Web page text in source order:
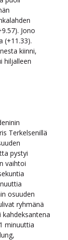
Jono
(+11.33).
kiinni,
hiljalleen
Terkelsenillä
pystyi
vaihtoi
osuuden
ryhmänä
minuuttia